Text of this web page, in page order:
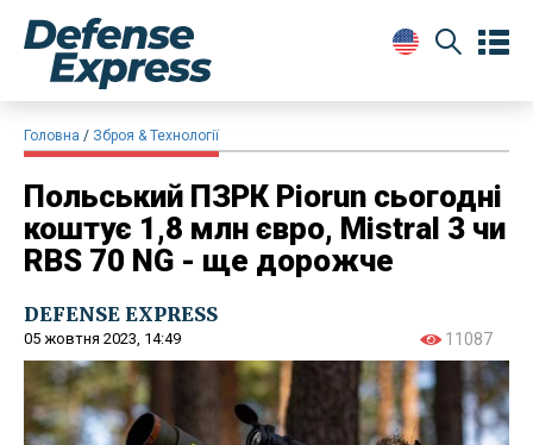
Головна Зброя & Технології
Польський ПЗРК Piorun сьогодні
коштує 1,8 млн євро, Mistral 3 чи
RBS 70 NG - ще дорожче
DEFENSE EXPRESS
05 жовтня 2023, 14:49 11087